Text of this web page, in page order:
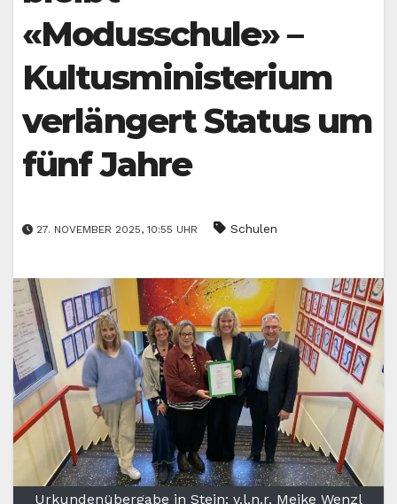
«Modusschule» –
Kultusministerium
verlängert Status um
fünf Jahre
27. NOVEMBER 2025, 10:55 UHR Schulen
Urkundenübergabe in Stein: v.l.n.r. Meike Wenzl